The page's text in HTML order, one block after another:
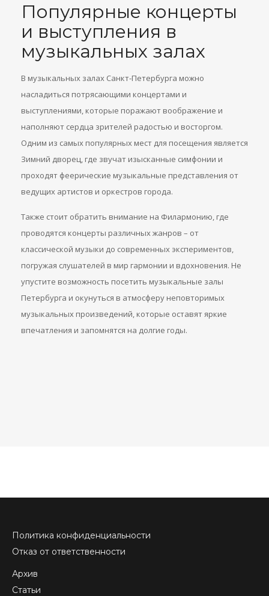
Популярные концерты
и выступления в
музыкальных залах
В музыкальных залах Санкт-Петербурга можно
насладиться потрясающими концертами и
выступлениями, которые поражают воображение и
наполняют сердца зрителей радостью и восторгом.
Одним из самых популярных мест для посещения является
Зимний дворец, где звучат изысканные симфонии и
проходят феерические музыкальные представления от
ведущих артистов и оркестров города.
Также стоит обратить внимание на Филармонию, где
проводятся концерты различных жанров – от
классической музыки до современных экспериментов,
погружая слушателей в мир гармонии и вдохновения. Не
упустите возможность посетить музыкальные залы
Петербурга и окунуться в атмосферу неповторимых
музыкальных произведений, которые оставят яркие
впечатления и запомнятся на долгие годы.
Политика конфиденциальности
Отказ от ответственности
Архив
Статьи